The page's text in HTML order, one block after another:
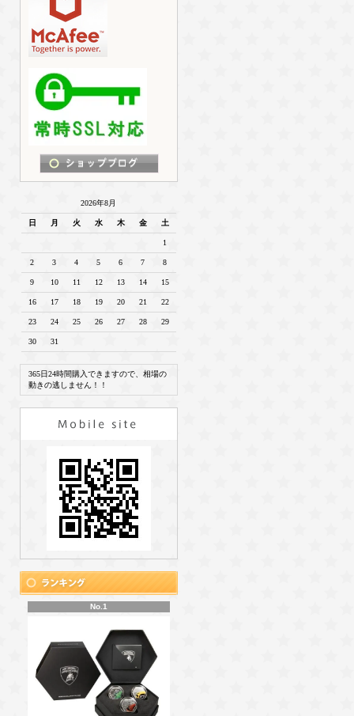
2026年8月
日 月 火 水 木 金 土
1
2 3 4 5 6 7 8
9 10 11 12 13 14 15
16 17 18 19 20 21 22
23 24 25 26 27 28 29
30 31
365日24時間購入できますので、相場の
動きの逃しません！！
No.1